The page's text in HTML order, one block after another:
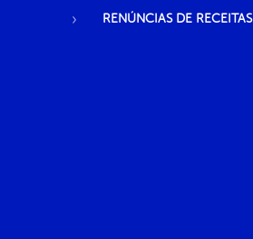
RENÚNCIAS DE RECEITAS